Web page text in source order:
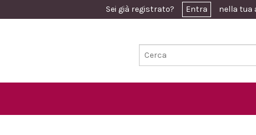
Sei già registrato? Entra nella tua